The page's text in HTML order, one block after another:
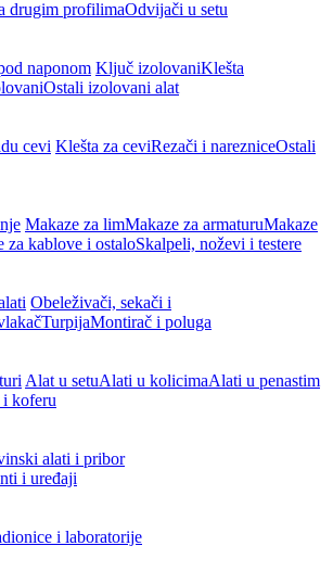
drugim profilimaOdvijači u setu
naponom Ključ izolovaniKlešta
Ostali izolovani alat
cevi Klešta za ceviRezači i narezniceOstali
Makaze za limMakaze za armaturuMakaze
za kablove i ostaloSkalpeli, noževi i testere
Obeleživači, sekači i
TurpijaMontirač i poluga
Alat u setuAlati u kolicimaAlati u penastim
koferu
alati i pribor
i uređaji
i laboratorije